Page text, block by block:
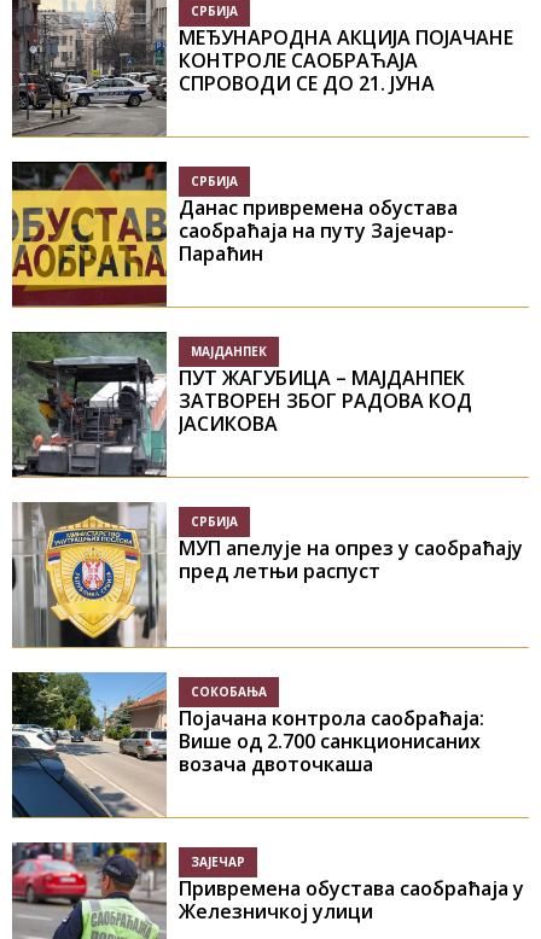
СРБИЈА
МЕЂУНАРОДНА АКЦИЈА ПОЈАЧАНЕ
КОНТРОЛЕ САОБРАЋАЈА
СПРОВОДИ СЕ ДО 21. ЈУНА
СРБИЈА
Данас привремена обустава
саобраћаја на путу Зајечар-
Параћин
МАЈДАНПЕК
ПУТ ЖАГУБИЦА – МАЈДАНПЕК
ЗАТВОРЕН ЗБОГ РАДОВА КОД
ЈАСИКОВА
СРБИЈА
МУП апелује на опрез у саобраћају
пред летњи распуст
СОКОБАЊА
Појачана контрола саобраћаја:
Више од 2.700 санкционисаних
возача двоточкаша
ЗАЈЕЧАР
Привремена обустава саобраћаја у
Железничкој улици